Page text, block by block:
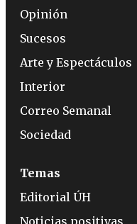
Opinión
Sucesos
Arte y Espectáculos
Interior
Correo Semanal
Sociedad
Temas
Editorial ÚH
Noticias positivas